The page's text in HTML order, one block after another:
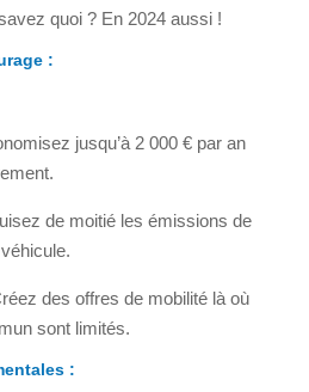
quoi ? En 2024 aussi !
:
jusqu’à 2 000 € par an
de moitié les émissions de
des offres de mobilité là où
sont limités.
: